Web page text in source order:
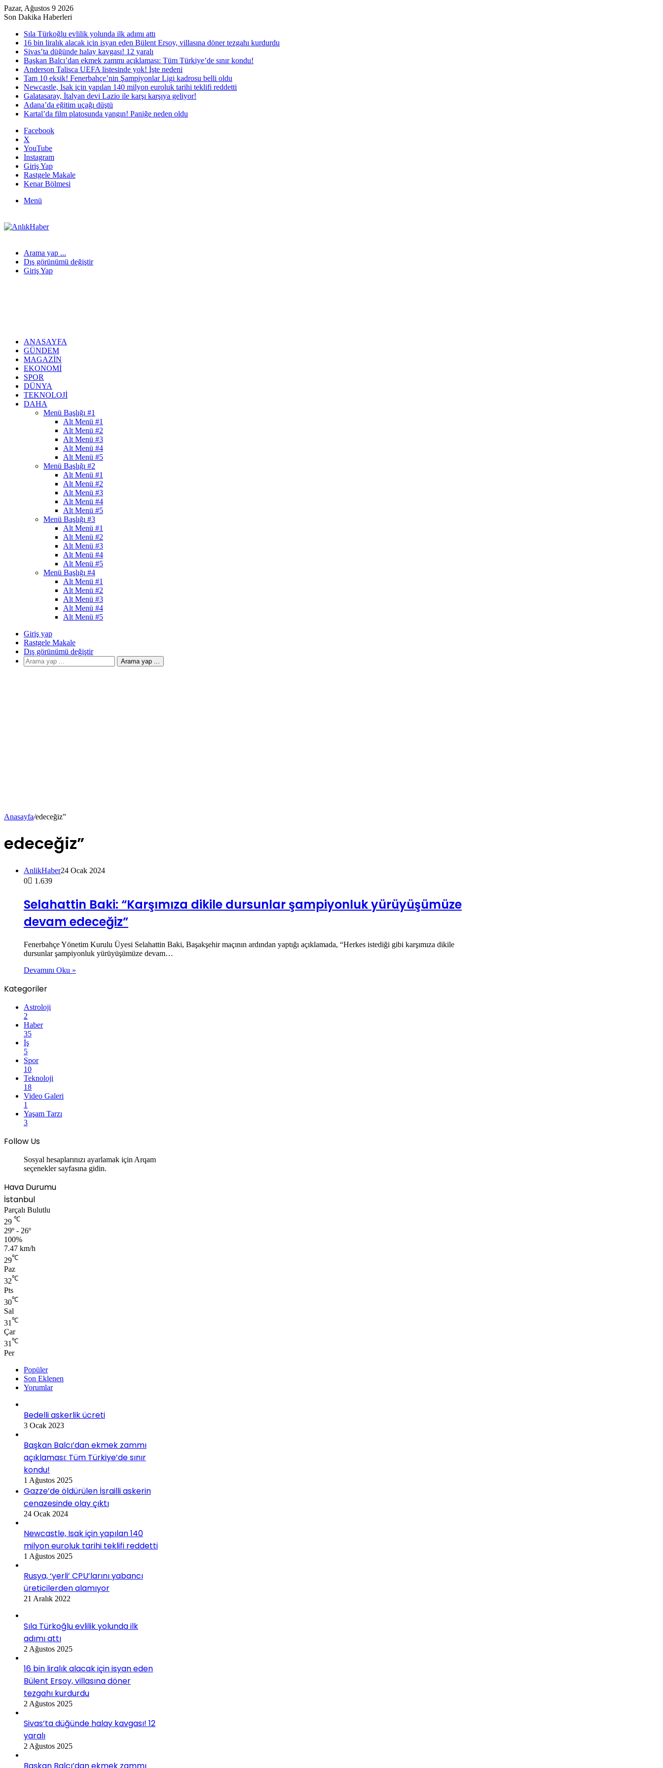
Pazar, Ağustos 9 2026
Son Dakika Haberleri
Sıla Türkoğlu evlilik yolunda ilk adımı attı
16 bin liralık alacak için isyan eden Bülent Ersoy, villasına döner tezgahı kurdurdu
Sivas’ta düğünde halay kavgası! 12 yaralı
Başkan Balcı’dan ekmek zammı açıklaması: Tüm Türkiye’de sınır kondu!
Anderson Talisca UEFA listesinde yok! İşte nedeni
Tam 10 eksik! Fenerbahçe’nin Şampiyonlar Ligi kadrosu belli oldu
Newcastle, Isak için yapılan 140 milyon euroluk tarihi teklifi reddetti
Galatasaray, İtalyan devi Lazio ile karşı karşıya geliyor!
Adana’da eğitim uçağı düştü
Kartal’da film platosunda yangın! Paniğe neden oldu
Facebook
X
YouTube
Instagram
Giriş Yap
Rastgele Makale
Kenar Bölmesi
Menü
Arama yap ...
Dış görünümü değiştir
Giriş Yap
ANASAYFA
GÜNDEM
MAGAZIN
EKONOMI
SPOR
DÜNYA
TEKNOLOJI
DAHA
Menü Başlığı #1
Alt Menü #1
Alt Menü #2
Alt Menü #3
Alt Menü #4
Alt Menü #5
Menü Başlığı #2
Alt Menü #1
Alt Menü #2
Alt Menü #3
Alt Menü #4
Alt Menü #5
Menü Başlığı #3
Alt Menü #1
Alt Menü #2
Alt Menü #3
Alt Menü #4
Alt Menü #5
Menü Başlığı #4
Alt Menü #1
Alt Menü #2
Alt Menü #3
Alt Menü #4
Alt Menü #5
Giriş yap
Rastgele Makale
Dış görünümü değiştir
Arama yap ...
Anasayfa/edeceğiz”
edeceğiz”
AnlikHaber24 Ocak 2024
0
1.639
Selahattin Baki: “Karşımıza dikile dursunlar şampiyonluk yürüyüşümüze
devam edeceğiz”
Fenerbahçe Yönetim Kurulu Üyesi Selahattin Baki, Başakşehir maçının ardından yaptığı açıklamada, “Herkes istediği gibi karşımıza dikile
dursunlar şampiyonluk yürüyüşümüze devam…
Devamını Oku »
Kategoriler
Astroloji
2
Haber
35
İş
5
Spor
10
Teknoloji
18
Video Galeri
1
Yaşam Tarzı
3
Follow Us
Sosyal hesaplarınızı ayarlamak için Arqam
seçenekler sayfasına gidin.
Hava Durumu
İstanbul
Parçalı Bulutlu
29 ℃
29º - 26º
100%
7.47 km/h
29℃
Paz
32℃
Pts
30℃
Sal
31 ℃
Çar
31℃
Per
Popüler
Son Eklenen
Yorumlar
Bedelli askerlik ücreti
3 Ocak 2023
Başkan Balcı’dan ekmek zammı
açıklaması: Tüm Türkiye’de sınır
kondu!
1 Ağustos 2025
Gazze’de öldürülen İsrailli askerin
cenazesinde olay çıktı
24 Ocak 2024
Newcastle, Isak için yapılan 140
milyon euroluk tarihi teklifi reddetti
1 Ağustos 2025
Rusya, ‘yerli’ CPU’larını yabancı
üreticilerden alamıyor
21 Aralık 2022
Sıla Türkoğlu evlilik yolunda ilk
adımı attı
2 Ağustos 2025
16 bin liralık alacak için isyan eden
Bülent Ersoy, villasına döner
tezgahı kurdurdu
2 Ağustos 2025
Sivas’ta düğünde halay kavgası! 12
yaralı
2 Ağustos 2025
Başkan Balcı’dan ekmek zammı